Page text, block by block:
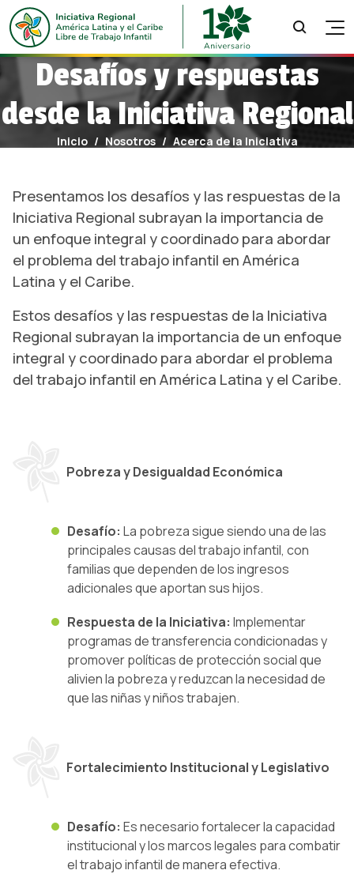
INICIO
SEGUIMIENTO
OBSERVANDO EL TRABAJO INFANTIL
MIRTI
MODELO DE RIESGO DE TRABAJO INFANTIL
OBSERVATORIO REGIONAL
RECURSOS
¿QUÉ HACER FRENTE AL TRABAJO INFANTIL?
BUENAS PRÁCTICAS
CAJAS DE HERRAMIENTAS
FORMACIÓN
ACTIVISMO
NOSOTROS
¿QUIÉNES SOMOS?
¿CÓMO TRABAJAMOS?
HISTORIA DE LA IR
LOGROS
SOCIOS Y ALIADOS ESTRATÉGICOS
Desafíos y respuestas
desde la Iniciativa Regional
Inicio Nosotros Acerca de la Iniciativa
Presentamos los desafíos y las respuestas de la
Iniciativa Regional subrayan la importancia de
un enfoque integral y coordinado para abordar
el problema del trabajo infantil en América
Latina y el Caribe.
Estos desafíos y las respuestas de la Iniciativa
Regional subrayan la importancia de un enfoque
integral y coordinado para abordar el problema
del trabajo infantil en América Latina y el Caribe.
Pobreza y Desigualdad Económica
Desafío: La pobreza sigue siendo una de las
principales causas del trabajo infantil, con
familias que dependen de los ingresos
adicionales que aportan sus hijos.
Respuesta de la Iniciativa: Implementar
programas de transferencia condicionadas y
promover políticas de protección social que
alivien la pobreza y reduzcan la necesidad de
que las niñas y niños trabajen.
Fortalecimiento Institucional y Legislativo
Desafío: Es necesario fortalecer la capacidad
institucional y los marcos legales para combatir
el trabajo infantil de manera efectiva.